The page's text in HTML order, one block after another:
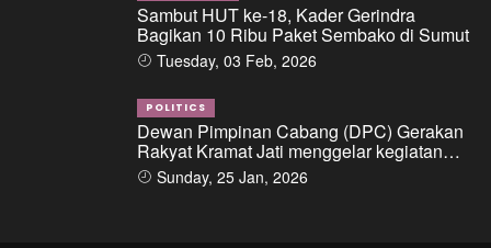
Sambut HUT ke-18, Kader Gerindra
Bagikan 10 Ribu Paket Sembako di Sumut
Tuesday, 03 Feb, 2026
POLITICS
Dewan Pimpinan Cabang (DPC) Gerakan
Rakyat Kramat Jati menggelar kegiatan
“Ngopi di Condet”
Sunday, 25 Jan, 2026